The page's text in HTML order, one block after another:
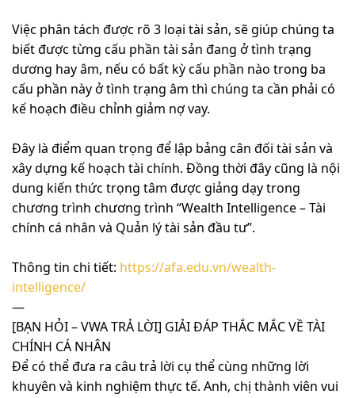
Việc phân tách được rõ 3 loại tài sản, sẽ giúp chúng ta
biết được từng cấu phần tài sản đang ở tình trạng
dương hay âm, nếu có bất kỳ cấu phần nào trong ba
cấu phần này ở tình trạng âm thì chúng ta cần phải có
kế hoạch điều chỉnh giảm nợ vay.
Đây là điểm quan trọng để lập bảng cân đối tài sản và
xây dựng kế hoạch tài chính. Đồng thời đây cũng là nội
dung kiến thức trọng tâm được giảng dạy trong
chương trình chương trình “Wealth Intelligence – Tài
chính cá nhân và Quản lý tài sản đầu tư”.
Thông tin chi tiết: https://afa.edu.vn/wealth-
intelligence/
—
[BẠN HỎI – VWA TRẢ LỜI] GIẢI ĐÁP THẮC MẮC VỀ TÀI
CHÍNH CÁ NHÂN
Để có thể đưa ra câu trả lời cụ thể cùng những lời
khuyên và kinh nghiệm thực tế. Anh, chị thành viên vui